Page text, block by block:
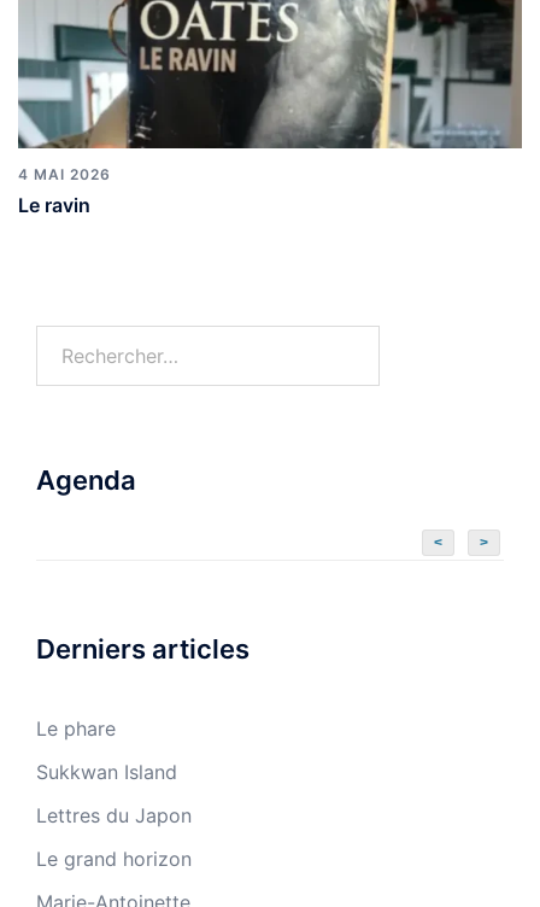
4 MAI 2026
Le ravin
Agenda
< >
Derniers articles
Le phare
Sukkwan Island
Lettres du Japon
Le grand horizon
Marie-Antoinette